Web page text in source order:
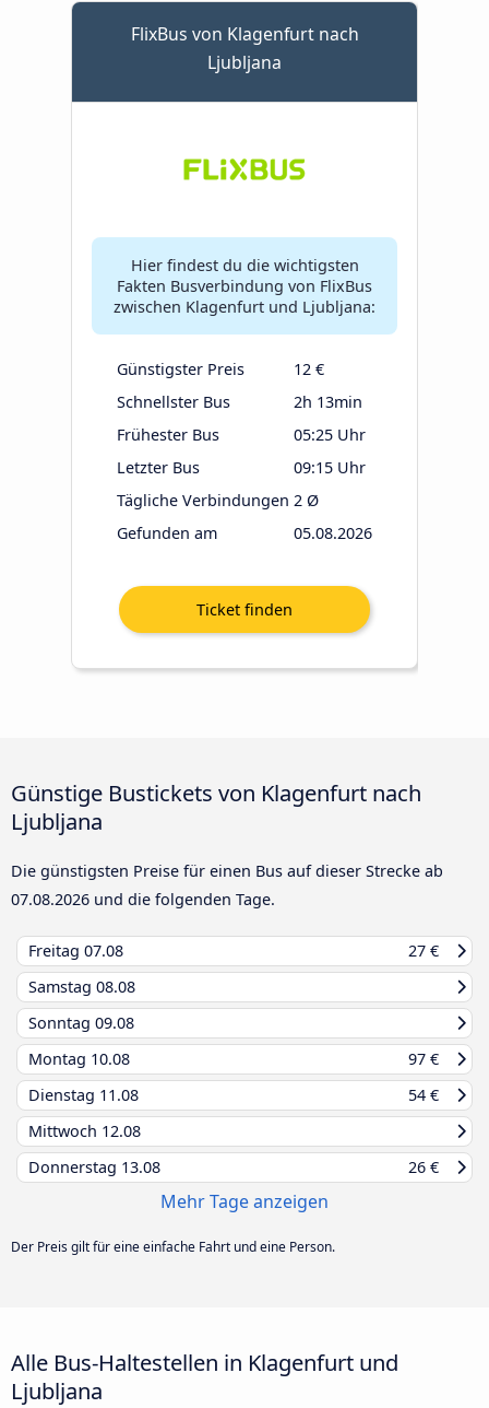
FlixBus von Klagenfurt nach
Ljubljana
Hier findest du die wichtigsten
Fakten Busverbindung von FlixBus
zwischen Klagenfurt und Ljubljana:
Günstigster Preis
12 €
Schnellster Bus
2h 13min
Frühester Bus
05:25 Uhr
Letzter Bus
09:15 Uhr
Tägliche Verbindungen 2 Ø
Gefunden am
05.08.2026
Günstige Bustickets von Klagenfurt nach
Ljubljana
Die günstigsten Preise für einen Bus auf dieser Strecke ab
07.08.2026 und die folgenden Tage.
Freitag 07.08
27 €
Samstag 08.08
Sonntag 09.08
Montag 10.08
97 €
Dienstag 11.08
54 €
Mittwoch 12.08
Donnerstag 13.08 26 €
Mehr Tage anzeigen
Der Preis gilt für eine einfache Fahrt und eine Person.
Alle Bus-Haltestellen in Klagenfurt und
Ljubljana